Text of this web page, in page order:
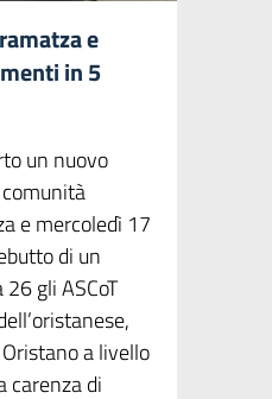
e
in 5
un nuovo
e mercoledì 17
di un
26 gli ASCoT
a livello
carenza di